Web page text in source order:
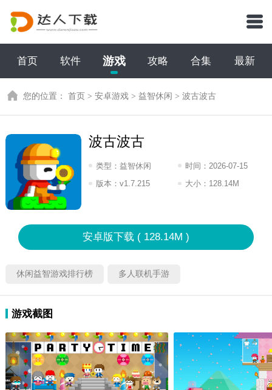
首页 软件 游戏 攻略 合集 最新
您的位置：首页 >安卓游戏 >益智休闲 >波古波古
波古波古
类型：益智休闲 时间： 2026-07-15
07:2026
版本：v1.7.215 大小： 128.14M
安卓版下载 ( 128.14M )
休闲益智游戏排行榜 多人联机手游
游戏截图